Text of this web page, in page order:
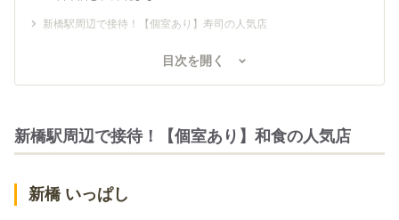
新橋駅周辺で接待！【個室あり】寿司の人気店
新橋駅周辺で接待！【個室あり】焼肉・肉料理の人気店
天空焼肉 星遊山
目次を開く
新橋駅周辺で接待！【個室あり】和食の人気店
新橋 いっぱし